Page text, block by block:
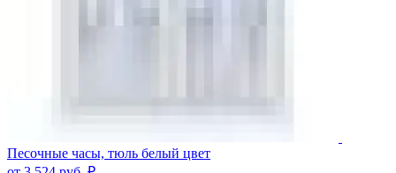
Песочные часы, тюль белый цвет